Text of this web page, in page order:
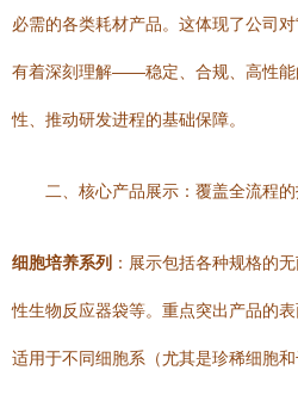
必需的各类耗材产品。这体现了公司
有着深刻理解——稳定、合规、高性能
性、推动研发进程的基础保障。
二、核心产品展示：覆盖全流程
细胞培养系列 ：展示包括各种规格的
性生物反应器袋等。重点突出产品的
适用于不同细胞系（尤其是珍稀细胞